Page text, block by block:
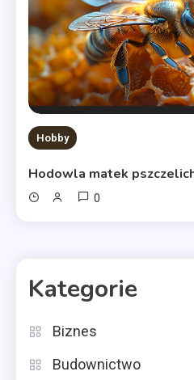
Hobby
Hodowla matek
0
Kategorie
Biznes
Budownictwo